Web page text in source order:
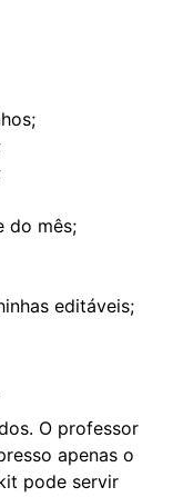
do mês;
editáveis;
O professor
apenas o
pode servir